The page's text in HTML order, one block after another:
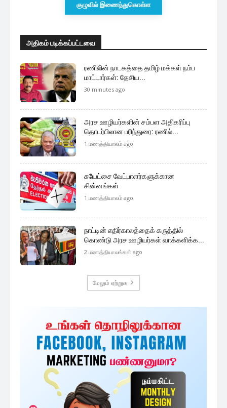
குழுவில் இணைந்துகொள்ள
அதிகம் படிக்கப்பட்டவை
ரணிலின் நாடகத்தை தமிழ் மக்கள் நம்ப
மாட்டார்கள்: தேசிய...
30 minutes ago
அரச ஊழியர்களின் சம்பள அதிகரிப்பு
தொடர்பிலான பரிந்துரை: ரணில்...
1 மணத்தியாலம் ago
சுயேட்சை வேட்பாளர்களுக்கான
சின்னங்கள்
1 மணத்தியாலம் ago
நாட்டின் எதிர்காலத்தைக் கருத்தில்
கொண்டு அரச ஊழியர்கள் வாக்களிக்க...
2 மணத்தியாலங்கள் ago
மேலும் ஏற்றுக